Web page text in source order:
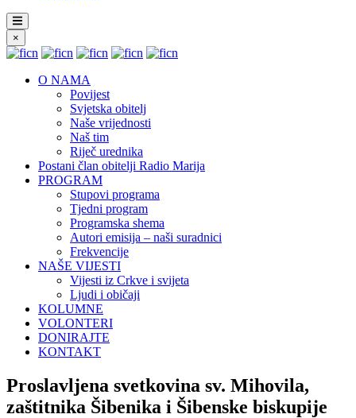
×
O NAMA
Povijest
Svjetska obitelj
Naše vrijednosti
Naš tim
Riječ urednika
Postani član obitelji Radio Marija
PROGRAM
Stupovi programa
Tjedni program
Programska shema
Autori emisija – naši suradnici
Frekvencije
NAŠE VIJESTI
Vijesti iz Crkve i svijeta
Ljudi i običaji
KOLUMNE
VOLONTERI
DONIRAJTE
KONTAKT
Proslavljena svetkovina sv. Mihovila,
zaštitnika Šibenika i Šibenske biskupije